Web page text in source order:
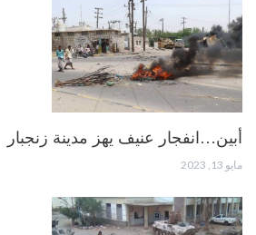
أبين…انفجار عنيف يهز مدينة زنجبار
مايو 13, 2023